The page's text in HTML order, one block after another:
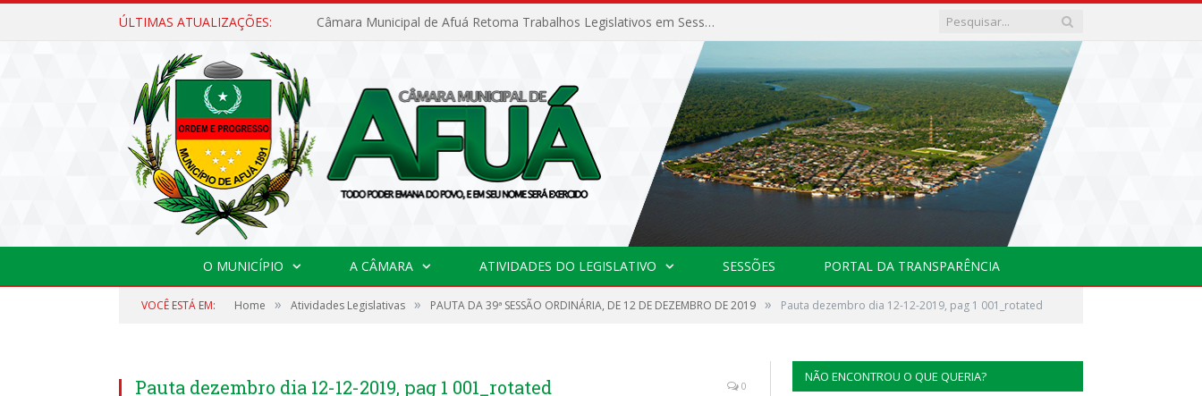
ÚLTIMAS ATUALIZAÇÕES: Câmara Municipal de Afuá Retoma Trabalhos Legislativos em Sessão Ordinária
O MUNICÍPIO A CÂMARA ATIVIDADES DO LEGISLATIVO SESSÕES PORTAL DA TRANSPARÊNCIA
VOCÊ ESTÁ EM: Home » Atividades Legislativas » PAUTA DA 39ª SESSÃO ORDINÁRIA, DE 12 DE DEZEMBRO DE 2019 » Pauta dezembro dia 12-12-2019, pag 1 001_rotated
Pauta dezembro dia 12-12-2019, pag 1 001_rotated 0
NÃO ENCONTROU O QUE QUERIA?